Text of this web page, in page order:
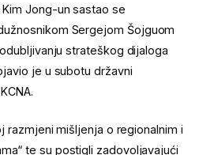
Jong-un sastao se
Sergejom Šojguom
strateškog dijaloga
je u subotu državni
razmjeni mišljenja o regionalnim i
te su postigli zadovoljavajući